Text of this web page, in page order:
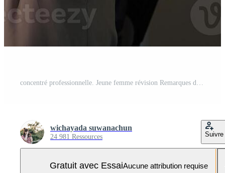
wichayada suwanachun
24 981 Ressources Suivre
Gratuit avec EssaiAucune attribution requise